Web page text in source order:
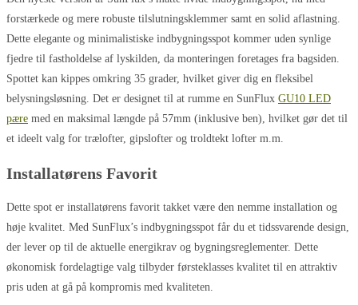
forstærkede og mere robuste tilslutningsklemmer samt en solid aflastning.
Dette elegante og minimalistiske indbygningsspot kommer uden synlige
fjedre til fastholdelse af lyskilden, da monteringen foretages fra bagsiden.
Spottet kan kippes omkring 35 grader, hvilket giver dig en fleksibel
belysningsløsning. Det er designet til at rumme en SunFlux GU10 LED
pære med en maksimal længde på 57mm (inklusive ben), hvilket gør det til
et ideelt valg for trælofter, gipslofter og troldtekt lofter m.m.
Installatørens Favorit
Dette spot er installatørens favorit takket være den nemme installation og
høje kvalitet. Med SunFlux’s indbygningsspot får du et tidssvarende design,
der lever op til de aktuelle energikrav og bygningsreglementer. Dette
økonomisk fordelagtige valg tilbyder førsteklasses kvalitet til en attraktiv
pris uden at gå på kompromis med kvaliteten.